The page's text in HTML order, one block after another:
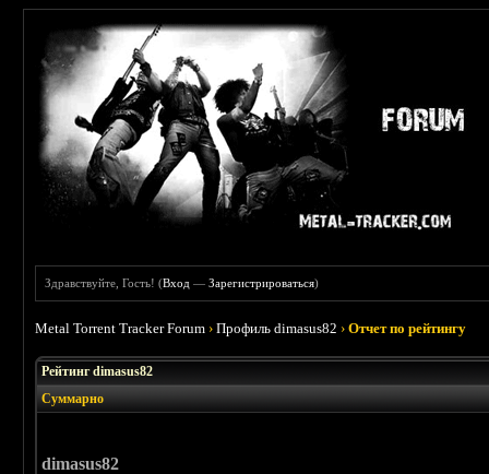
Здравствуйте, Гость! (Вход —Зарегистрироваться)
Metal Torrent Tracker Forum ›Профиль dimasus82 ›Отчет по рейтингу
Рейтинг dimasus82
Суммарно
dimasus82